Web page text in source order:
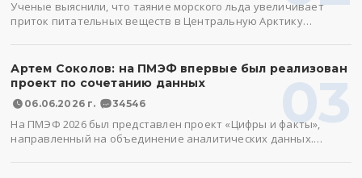
Ученые выяснили, что таяние морского льда увеличивает
приток питательных веществ в Центральную Арктику…
03
Артем Соколов: на ПМЭФ впервые был реализован
проект по сочетанию данных
06.06.2026 г. 34546
На ПМЭФ 2026 был представлен проект «Цифры и факты»,
направленный на объединение аналитических данных.…